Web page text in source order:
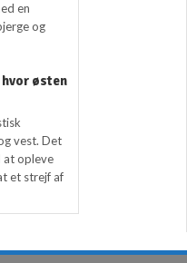
en
og
østen
vest. Det
at opleve
et strejf af